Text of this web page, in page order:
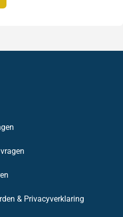
& Privacyverklaring